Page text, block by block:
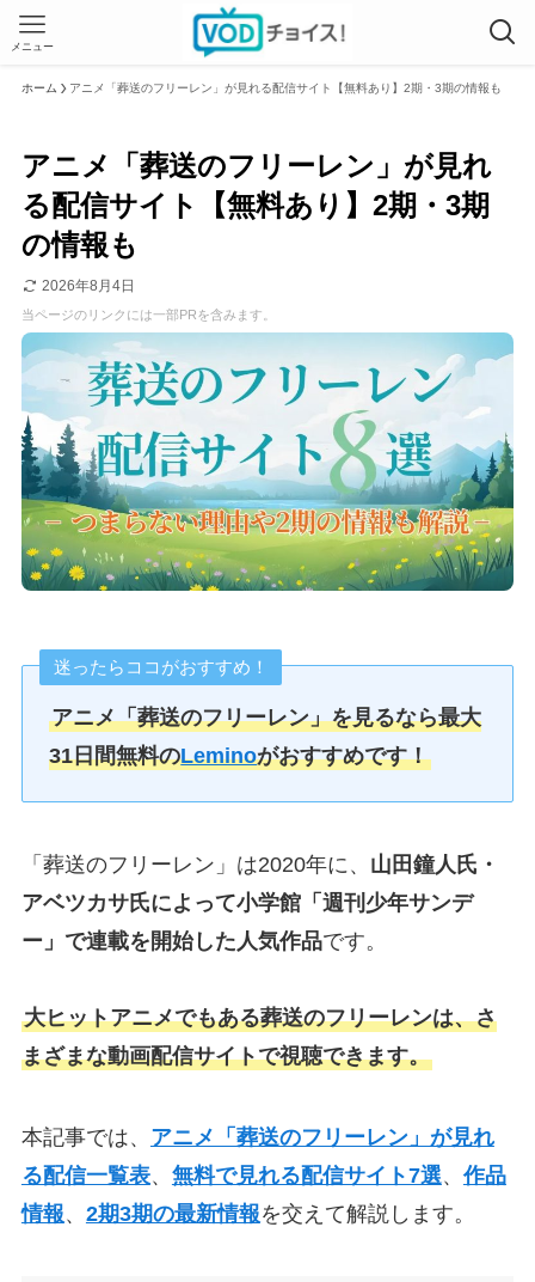
メニュー
ホーム アニメ「葬送のフリーレン」が見れる配信サイト【無料あり】2期・3期の情報も
アニメ「葬送のフリーレン」が見れ
る配信サイト【無料あり】2期・3期
の情報も
2026年8月4日
当ページのリンクには一部PRを含みます。
迷ったらココがおすすめ！
アニメ「葬送のフリーレン」を見るなら最大
31日間無料のLeminoがおすすめです！
「葬送のフリーレン」は2020年に、 山田鐘人氏・
アベツカサ氏によって小学館「週刊少年サンデ
ー」で連載を開始した人気作品です。
大ヒットアニメでもある葬送のフリーレンは、さ
まざまな動画配信サイトで視聴できます。
本記事では、 アニメ「葬送のフリーレン」が見れ
る配信一覧表、 無料で見れる配信サイト7選、作品
情報、 2期3期の最新情報を交えて解説します。